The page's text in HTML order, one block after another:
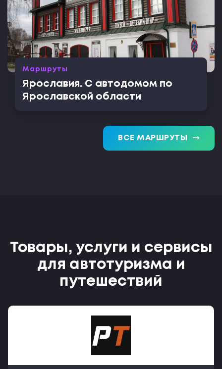
Маршруты
Ярославия. С автодомом по
Ярославской области
ВСЕ МАРШРУТЫ trending_flat
Товары, услуги и сервисы
для автотуризма и
путешествий